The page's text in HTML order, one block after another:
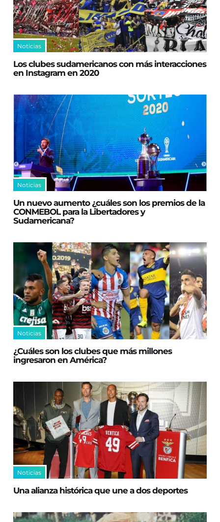
Noticias
Los clubes sudamericanos con más interacciones
en Instagram en 2020
Noticias
Un nuevo aumento ¿cuáles son los premios de la
CONMEBOL para la Libertadores y
Sudamericana?
Noticias
¿Cuáles son los clubes que más millones
ingresaron en América?
Noticias
Una alianza histórica que une a dos deportes